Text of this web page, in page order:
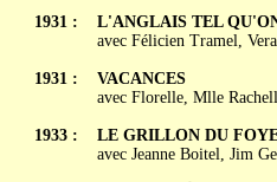
1931 :
1931 :
1933 :
L'ANGLAIS TEL
avec Félicien Tramel,
VACANCES
avec Florelle, Mlle
LE GRILLON DU
avec Jeanne Boitel, Jim